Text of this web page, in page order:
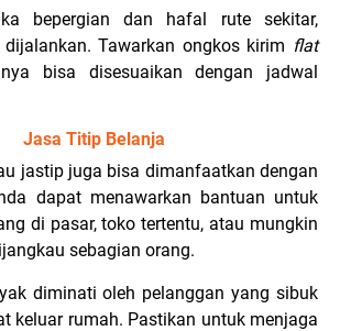
bepergian dan hafal rute sekitar,
Tawarkan ongkos kirim flat
bisa disesuaikan dengan jadwal
Jasa Titip Belanja
jastip juga bisa dimanfaatkan dengan
dapat menawarkan bantuan untuk
di pasar, toko tertentu, atau mungkin
sebagian orang.
diminati oleh pelanggan yang sibuk
keluar rumah. Pastikan untuk menjaga